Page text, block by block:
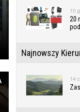
10
20
Najnowszy
14